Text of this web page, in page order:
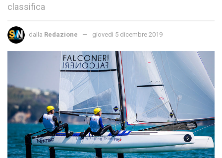
classifica
dalla Redazione giovedì 5 dicembre 2019